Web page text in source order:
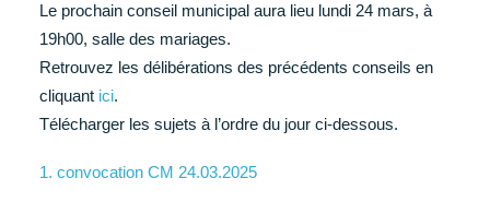
Le prochain conseil municipal aura lieu lundi 24 mars, à
19h00, salle des mariages.
Retrouvez les délibérations des précédents conseils en
cliquant ici.
Télécharger les sujets à l’ordre du jour ci-dessous.
1. convocation CM 24.03.2025